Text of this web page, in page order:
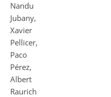
Nandu
Jubany,
Xavier
Pellicer,
Paco
Pérez,
Albert
Raurich